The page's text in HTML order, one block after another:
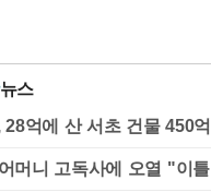
뉴스
28억에 산 서초 건물 450
머니 고독사에 오열 "이